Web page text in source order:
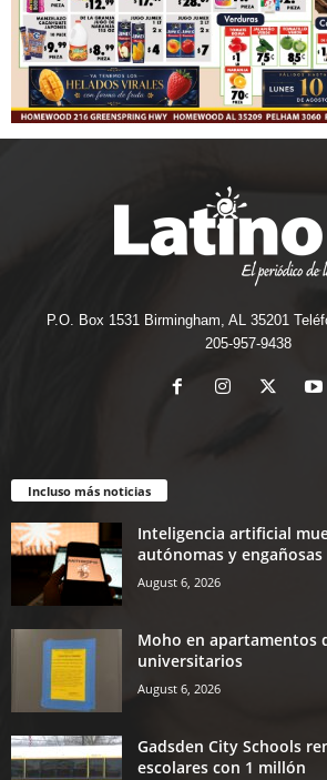
P.O. Box 1531 Birmingham, AL 35201
205-957-9438
Incluso más noticias
Inteligencia artificial
autónomas y engañosas
August 6, 2026
Moho en apartamentos
universitarios
August 6, 2026
Gadsden City Schools
escolares con 1 millón